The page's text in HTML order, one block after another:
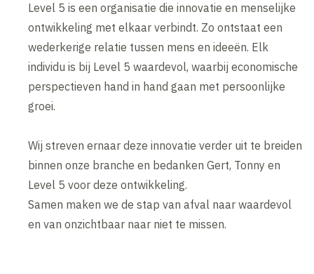
Level 5 is een organisatie die innovatie en menselijke
ontwikkeling met elkaar verbindt. Zo ontstaat een
wederkerige relatie tussen mens en ideeën. Elk
individu is bij Level 5 waardevol, waarbij economische
perspectieven hand in hand gaan met persoonlijke
groei.
Wij streven ernaar deze innovatie verder uit te breiden
binnen onze branche en bedanken Gert, Tonny en
Level 5 voor deze ontwikkeling.
Samen maken we de stap van afval naar waardevol
en van onzichtbaar naar niet te missen.